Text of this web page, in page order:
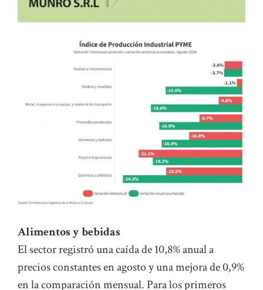
Alimentos y bebidas
El sector registró una caída de 10,8% anual a
precios constantes en agosto y una mejora de 0,9%
en la comparación mensual. Para los primeros